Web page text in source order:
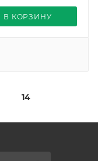
В КОРЗИНУ
14